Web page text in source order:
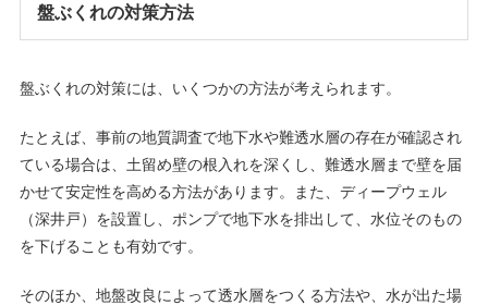
盤ぶくれの対策方法
盤ぶくれの対策には、いくつかの方法が考えられます。
たとえば、事前の地質調査で地下水や難透水層の存在が確認され
ている場合は、土留め壁の根入れを深くし、難透水層まで壁を届
かせて安定性を高める方法があります。また、ディープウェル
（深井戸）を設置し、ポンプで地下水を排出して、水位そのもの
を下げることも有効です。
そのほか、地盤改良によって透水層をつくる方法や、水が出た場